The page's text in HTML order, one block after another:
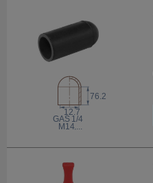
12.7
76.2
GAS 1/4
,...
M14